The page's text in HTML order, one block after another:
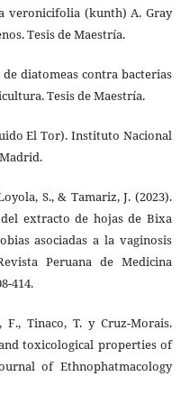
veronicifolia (kunth) A. Gray
Tesis de Maestría.
diatomeas contra bacterias
Tesis de Maestría.
El Tor). Instituto Nacional
S., & Tamariz, J. (2023).
extracto de hojas de Bixa
asociadas a la vaginosis
Peruana de Medicina
414.
F., Tinaco, T. y Cruz-Morais.
toxicological properties of
of Ethnophatmacology